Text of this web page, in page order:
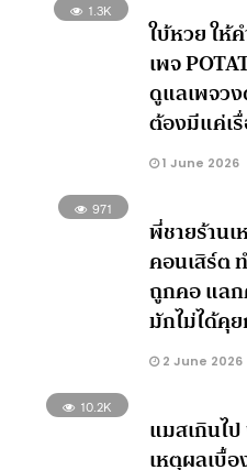
1.3K
ใบ้หวย ให้
เพจ
ดูแลเพจว
ต้องมีแค่เ
1 June 2026
971
พี่ชายร้านเ
คอนเสิร์ต
ถูกคอ แล
มักไม่ได้คุ
2 June 2026
10.2K
แมสเกินไ
เหตุผลเบื้